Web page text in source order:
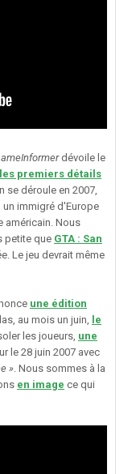
dévoile le
les premiers détails
se déroule en 2007,
immigré d'Europe
américain. Nous
petite que GTA : San
Le jeu devrait même
une édition
au mois un juin, le
les joueurs, une
le 28 juin 2007 avec
». Nous sommes à la
en image ce qui